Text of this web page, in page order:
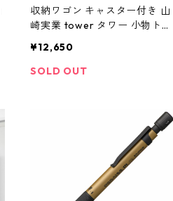
収納ワゴン キャスター付き 山
崎実業 tower タワー 小物トレ
段 10186 ブラック
¥12,650
SOLD OUT